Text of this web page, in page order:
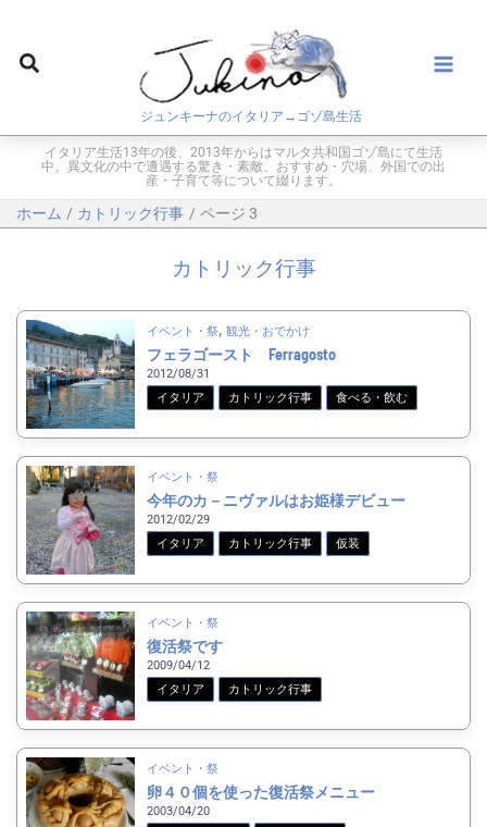
検
ジュンキーナのイタリア→ゴゾ島生活
イタリア生活13年の後、2013年からはマルタ共和国ゴゾ島にて生活
中。異文化の中で遭遇する驚き・素敵、おすすめ・穴場、外国での出
産・子育て等について綴ります。
ホーム カトリック行事 ページ 3
カトリック行事
イベント・祭, 観光・おでかけ
フェラゴースト Ferragosto
2012/08/31
イタリア
カトリック行事 食べる・飲む
イベント・祭
今年のカ－ニヴァルはお姫様デビュー
2012/02/29
イタリア
カトリック行事 仮装
イベント・祭
復活祭です
2009/04/12
イタリア
カトリック行事
イベント・祭
卵４０個を使った復活祭メニュー
2003/04/20